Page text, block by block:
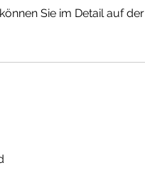
Sie im Detail auf der